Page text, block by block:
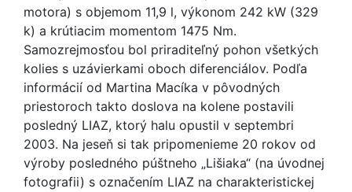
motora) s objemom 11,9 l, výkonom 242 kW (329
k) a krútiacim momentom 1475 Nm.
Samozrejmosťou bol priraditeľný pohon všetkých
kolies s uzávierkami oboch diferenciálov. Podľa
informácií od Martina Macíka v pôvodných
priestoroch takto doslova na kolene postavili
posledný LIAZ, ktorý halu opustil v septembri
2003. Na jeseň si tak pripomenieme 20 rokov od
výroby posledného púštneho „Lišiaka“ (na úvodnej
fotografii) s označením LIAZ na charakteristickej